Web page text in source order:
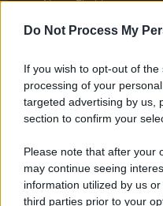
Do Not Process My
If you wish to opt-out of
processing of your
targeted advertising by us,
section to confirm your
Please note that after your
may continue seeing
information utilized by us
third parties prior to your
Newz Florida
Newz New York
Newz Illinois
Newz Ohio
Gameland
Scoop Mag
Lgbtqia News
Motors Magazine 365